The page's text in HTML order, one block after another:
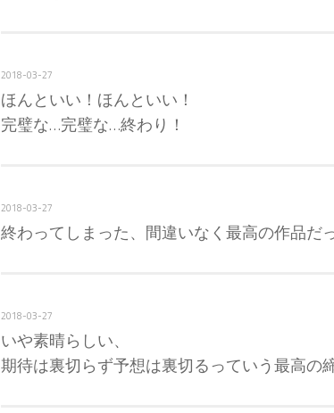
2018-03-27
ほんといい！ほんといい！
完璧な…完璧な…終わり！
2018-03-27
終わってしまった、間違いなく最高の作品だ
2018-03-27
いや素晴らしい、
期待は裏切らず予想は裏切るっていう最高の